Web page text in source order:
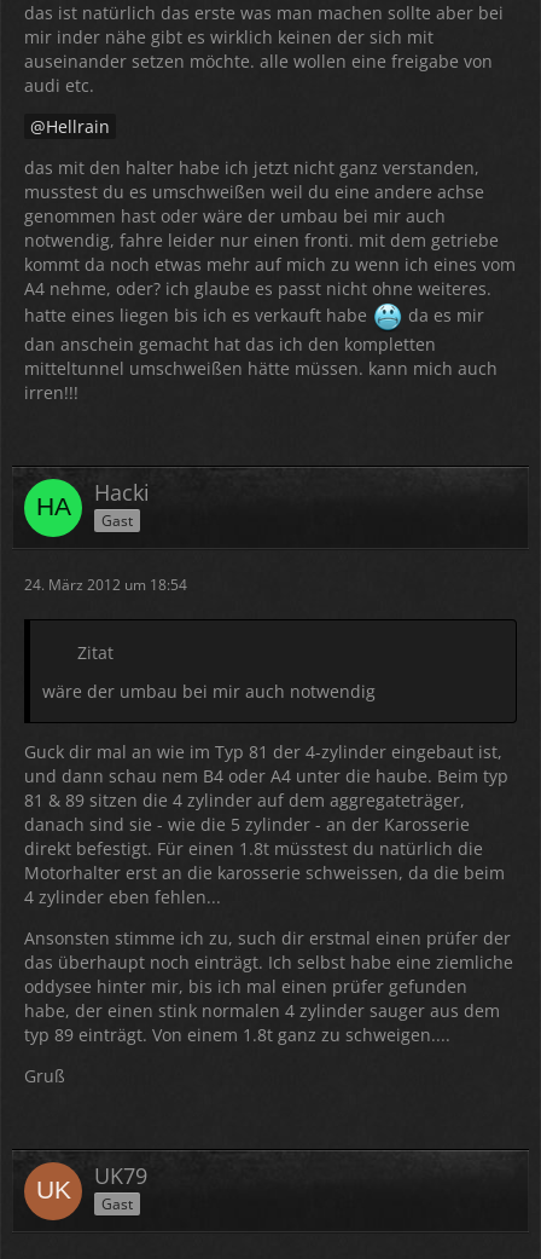
das ist natürlich das erste was man machen sollte aber bei
mir inder nähe gibt es wirklich keinen der sich mit
auseinander setzen möchte. alle wollen eine freigabe von
audi etc.
Hellrain
das mit den halter habe ich jetzt nicht ganz verstanden,
musstest du es umschweißen weil du eine andere achse
genommen hast oder wäre der umbau bei mir auch
notwendig, fahre leider nur einen fronti. mit dem getriebe
kommt da noch etwas mehr auf mich zu wenn ich eines vom
A4 nehme, oder? ich glaube es passt nicht ohne weiteres.
hatte eines liegen bis ich es verkauft habe
da es mir
dan anschein gemacht hat das ich den kompletten
mitteltunnel umschweißen hätte müssen. kann mich auch
irren!!!
Hacki
Gast
24. März 2012 um 18:54
Zitat
wäre der umbau bei mir auch notwendig
Guck dir mal an wie im Typ 81 der 4-zylinder eingebaut ist,
und dann schau nem B4 oder A4 unter die haube. Beim typ
81 & 89 sitzen die 4 zylinder auf dem aggregateträger,
danach sind sie - wie die 5 zylinder - an der Karosserie
direkt befestigt. Für einen 1.8t müsstest du natürlich die
Motorhalter erst an die karosserie schweissen, da die beim
4 zylinder eben fehlen...
Ansonsten stimme ich zu, such dir erstmal einen prüfer der
das überhaupt noch einträgt. Ich selbst habe eine ziemliche
oddysee hinter mir, bis ich mal einen prüfer gefunden
habe, der einen stink normalen 4 zylinder sauger aus dem
typ 89 einträgt. Von einem 1.8t ganz zu schweigen....
Gruß
UK79
Gast